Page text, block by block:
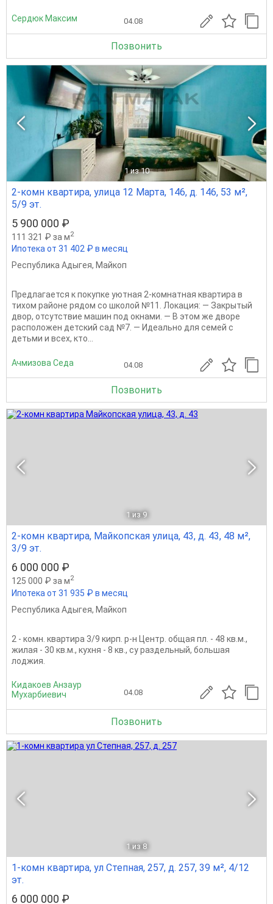
Сердюк Максим 04.08
Позвонить
1 из 10
2-комн квартира, улица 12 Марта, 146, д. 146, 53 м²,
5/9 эт.
5 900 000 ₽
111 321 ₽ за м2
Ипотека от 31 402 ₽ в месяц
Республика Адыгея, Майкоп
Предлагается к покупке уютная 2-комнатная квартира в
тихом районе рядом со школой №11. Локация: — Закрытый
двор, отсутствие машин под окнами. — В этом же дворе
расположен детский сад №7. — Идеально для семей с
детьми и всех, кто...
Ачмизова Седа 04.08
Позвонить
1 из 9
2-комн квартира, Майкопская улица, 43, д. 43, 48 м²,
3/9 эт.
6 000 000 ₽
125 000 ₽ за м2
Ипотека от 31 935 ₽ в месяц
Республика Адыгея, Майкоп
2 - комн. квартира 3/9 кирп. р-н Центр. общая пл. - 48 кв.м.,
жилая - 30 кв.м., кухня - 8 кв., су раздельный, большая
лоджия.
Кидакоев Анзаур
Мухарбиевич
04.08
Позвонить
1 из 8
1-комн квартира, ул Степная, 257, д. 257, 39 м², 4/12
эт.
6 000 000 ₽